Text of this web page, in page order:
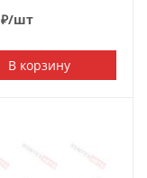
₽/шт
В корзину